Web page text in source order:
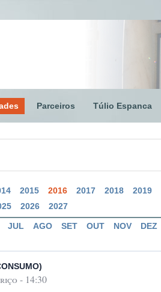
Parceiros Túlio Espanca
2015 2016 2017 2018
2019
2026 2027
JUL AGO SET OUT NOV DEZ
- 14:30